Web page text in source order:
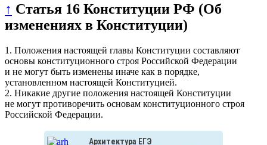
↑ Статья 16 Конституции РФ (Об
изменениях в Конституции)
1. Положения настоящей главы Конституции составляют
основы конституционного строя Российской Федерации
и не могут быть изменены иначе как в порядке,
установленном настоящей Конституцией.
2. Никакие другие положения настоящей Конституции
не могут противоречить основам конституционного строя
Российской Федерации.
Архитектура ЕГЭ